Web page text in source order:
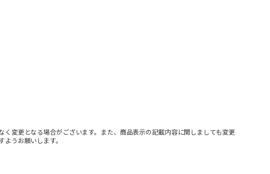
変更となる場合がございます。また、商品表示の記載内容に関しましても変更
うお願いします。